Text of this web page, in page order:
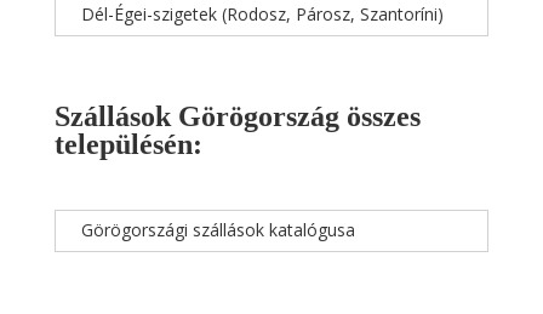
Dél-Égei-szigetek (Rodosz, Párosz, Szantoríni)
Szállások Görögország összes
településén:
Görögországi szállások katalógusa